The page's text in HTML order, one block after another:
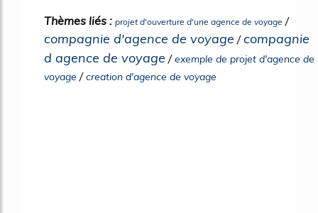
Thèmes liés : projet d'ouverture d'une agence de voyage /
compagnie d'agence de voyage /compagnie
d agence de voyage /exemple de projet d'agence de
voyage /creation d'agence de voyage